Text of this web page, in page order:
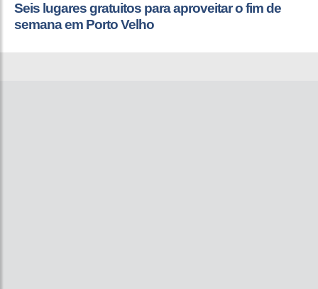
Seis lugares gratuitos para aproveitar o fim de
semana em Porto Velho